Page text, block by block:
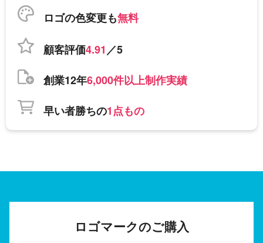
ロゴの色変更も無料
顧客評価4.91／5
創業12年6,000件以上制作実績
早い者勝ちの1点もの
ロゴマークのご購入